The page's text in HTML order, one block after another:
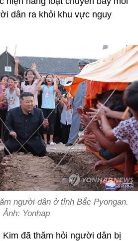
dân ra khỏi khu vực nguy
người dân ở tỉnh Bắc Pyongan.
Ảnh: Yonhap
Kim đã thăm hỏi người dân bị